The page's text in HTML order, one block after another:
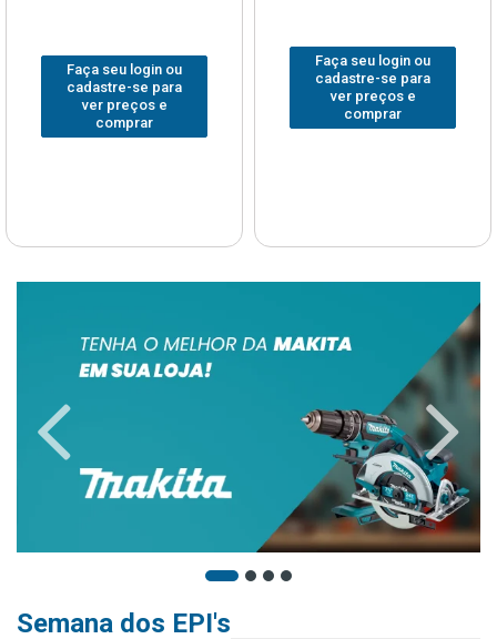
Faça seu login ou
cadastre-se para
ver preços e
comprar
Faça seu login ou
cadastre-se para
ver preços e
comprar
Semana dos EPI's